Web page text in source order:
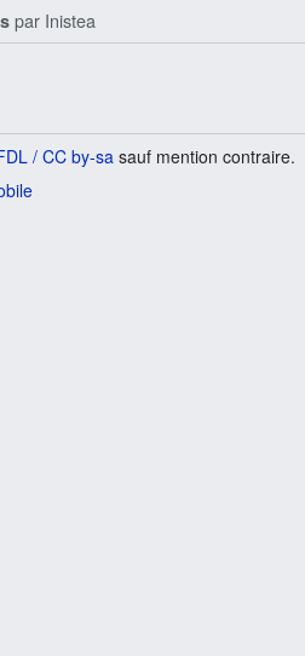
par Inistea
/ CC by-sa sauf mention contraire.